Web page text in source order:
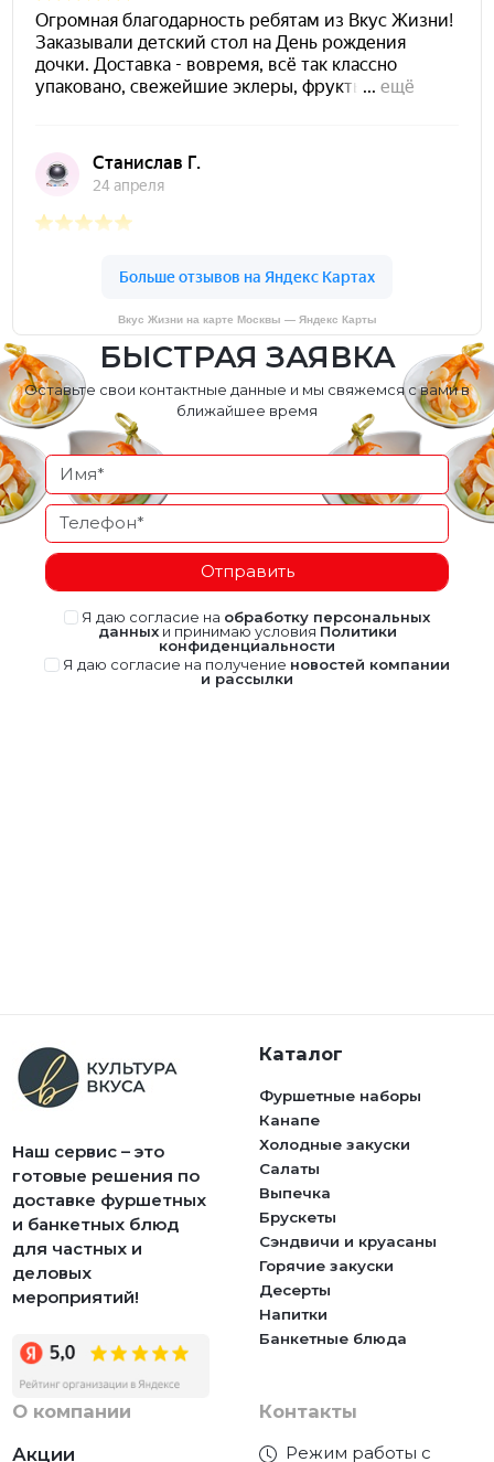
Вкус Жизни на карте Москвы — Яндекс Карты
БЫСТРАЯ ЗАЯВКА
Оставьте свои контактные данные и мы свяжемся с вами в
ближайшее время
Отправить
Я даю согласие на обработку персональных
данныхи принимаю условия Политики
конфиденциальности
Я даю согласие на получение новостей компании
и рассылки
Наш сервис – это
готовые решения по
доставке фуршетных
и банкетных блюд
для частных и
деловых
мероприятий!
Каталог
Фуршетные наборы
Канапе
Холодные закуски
Салаты
Выпечка
Брускеты
Сэндвичи и круасаны
Горячие закуски
Десерты
Напитки
Банкетные блюда
О компании
Акции
Контакты
Режим работы с